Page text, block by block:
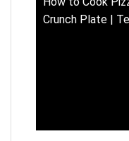
Crunch Plate |